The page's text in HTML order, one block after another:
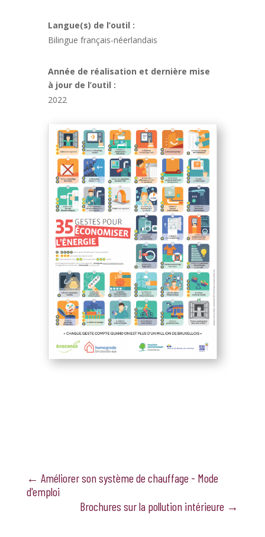
Langue(s) de l’outil :
Bilingue français-néerlandais
Année de réalisation et dernière mise
à jour de l’outil :
2022
← Améliorer son système de chauffage - Mode
d'emploi
Brochures sur la pollution intérieure →